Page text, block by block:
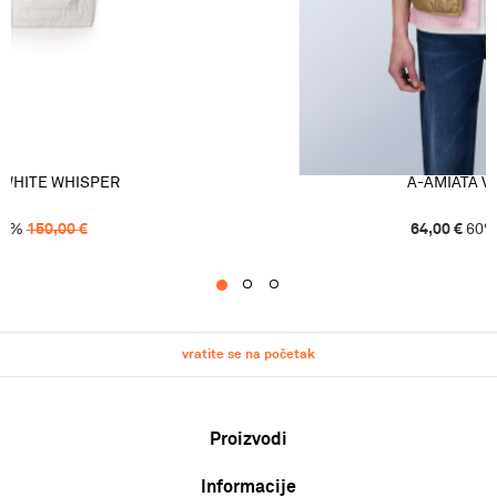
WHISPER
% 150,00€
A-AMIATA V
64,00 € 60%
vratite se na početak
Proizvodi
Muškarci
Informacije